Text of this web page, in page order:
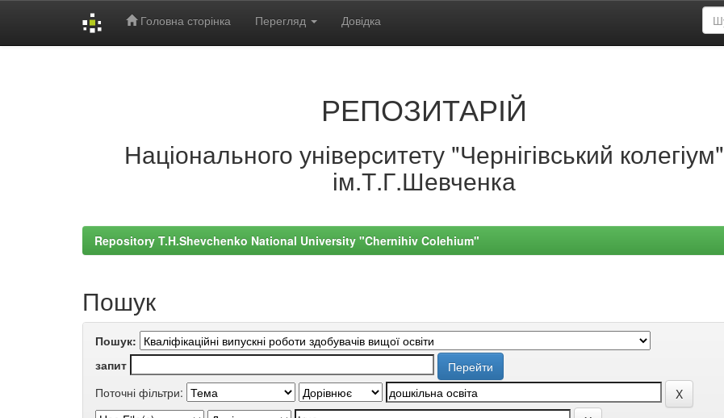
Головна сторінка Перегляд Довідка
РЕПОЗИТАРІЙ
Національного університету "Чернігівський колегіум"
ім.Т.Г.Шевченка
Repository T.H.Shevchenko National University "Chernihiv Colehium"
Пошук
Пошук:
запит
Поточні фільтри: